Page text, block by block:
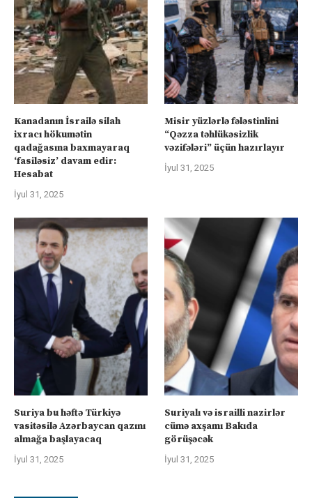
Kanadanın İsrailə silah
ixracı hökumətin
qadağasına baxmayaraq
‘fasiləsiz’ davam edir:
Hesabat
İyul 31, 2025
Misir yüzlərlə fələstinlini
“Qəzza təhlükəsizlik
vəzifələri” üçün hazırlayır
İyul 31, 2025
Suriya bu həftə Türkiyə
vasitəsilə Azərbaycan qazını
almağa başlayacaq
İyul 31, 2025
Suriyalı və israilli nazirlər
cümə axşamı Bakıda
görüşəcək
İyul 31, 2025